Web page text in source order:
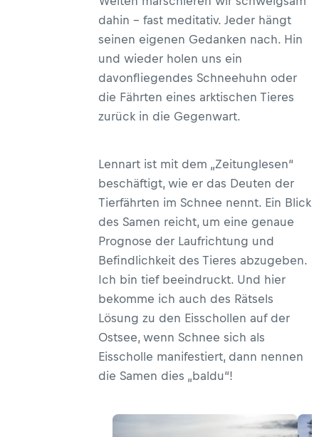
dahin – fast meditativ. Jeder hängt
seinen eigenen Gedanken nach. Hin
und wieder holen uns ein
davonfliegendes Schneehuhn oder
die Fährten eines arktischen Tieres
zurück in die Gegenwart.
Lennart ist mit dem „Zeitunglesen“
beschäftigt, wie er das Deuten der
Tierfährten im Schnee nennt. Ein Blick
des Samen reicht, um eine genaue
Prognose der Laufrichtung und
Befindlichkeit des Tieres abzugeben.
Ich bin tief beeindruckt. Und hier
bekomme ich auch des Rätsels
Lösung zu den Eisschollen auf der
Ostsee, wenn Schnee sich als
Eisscholle manifestiert, dann nennen
die Samen dies „baldu“!